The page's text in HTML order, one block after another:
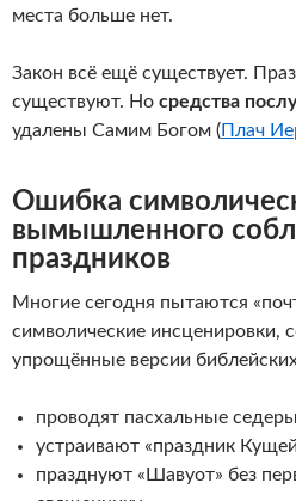
места больше нет.
Закон всё ещё существует.
существуют. Но средства
удалены Самим Богом (Плач
Ошибка
вымышленного
праздников
Многие сегодня пытаются
символические инсценировки,
упрощённые версии
проводят пасхальные
устраивают «праздник
празднуют «Шавуот» без